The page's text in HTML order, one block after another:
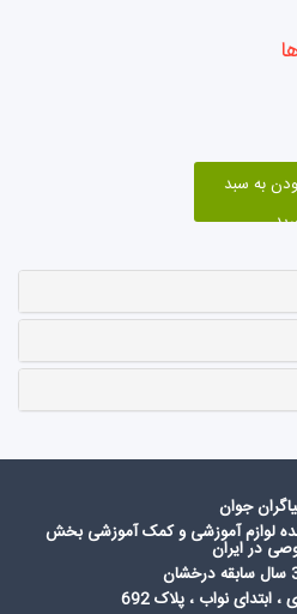
به سبد
جوان
لوازم آموزشی و کمک آموزشی بخش
در ایران
ابتدای نواب ، پلاک 692